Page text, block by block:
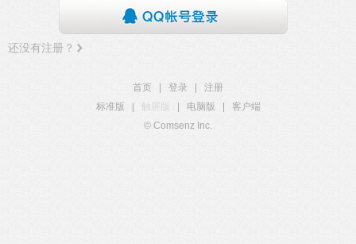
还没有注册？
首页 登录
注册
标准版
触屏版 电脑版
客户端
© Comsenz Inc.